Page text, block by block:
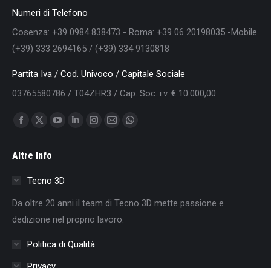
Numeri di Telefono
Cosenza: +39 0984 838473 - Roma: +39 06 20198035 -Mobile
(+39) 333 2694165 / (+39) 334 9130818
Partita Iva / Cod. Univoco / Capitale Sociale
03765580786 / T04ZHR3 / Cap. Soc. i.v. € 10.000,00
Find us on:
Facebook
opens
window
X
opens
window
YouTube
window
Linkedin
window
Instagram
window
Mail
window
Whatsapp
window
Altre Info
Tecno 3D
Da oltre 20 anni il team di Tecno 3D mette passione e
dedizione nel proprio lavoro.
Politica di Qualità